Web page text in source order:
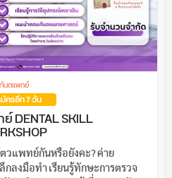
ทันตแพทย์
ครอีก 7 วัน
DENTAL SKILL
วแพทย์กันหรือยังคะ? ค่าย
กลงมือทำ เรียนรู้ทักษะการตรวจ